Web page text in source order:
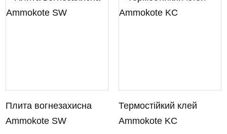
Плита вогнезахисна
Ammokote SW
Термостійкий клей
Ammokote KC